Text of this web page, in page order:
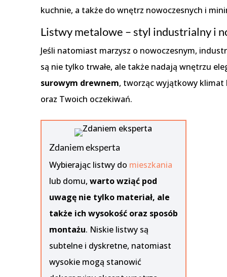
kuchnie, a także do wnętrz nowoczesnych i
Listwy metalowe – styl industrialny i
Jeśli natomiast marzysz o nowoczesnym,
są nie tylko trwałe, ale także nadają wnętrzu
surowym drewnem, tworząc wyjątkowy klimat
oraz Twoich oczekiwań.
Zdaniem eksperta
Wybierając listwy do mieszkania
lub domu, warto wziąć pod
uwagę nie tylko materiał, ale
także ich wysokość oraz sposób
montażu. Niskie listwy są
subtelne i dyskretne, natomiast
wysokie mogą stanowić